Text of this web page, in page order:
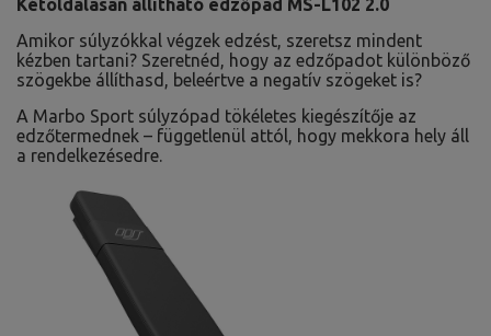
Kétoldalasan állítható edzőpad MS-L102 2.0
Amikor súlyzókkal végzek edzést, szeretsz mindent
kézben tartani? Szeretnéd, hogy az edzőpadot különböző
szögekbe állíthasd, beleértve a negatív szögeket is?
A Marbo Sport súlyzópad tökéletes kiegészítője az
edzőtermednek – függetlenül attól, hogy mekkora hely áll
a rendelkezésedre.